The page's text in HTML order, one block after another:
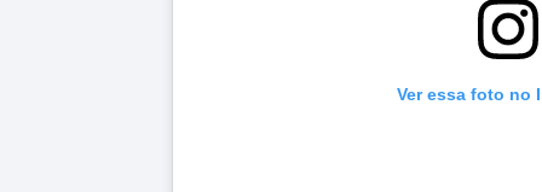
Ver essa foto no